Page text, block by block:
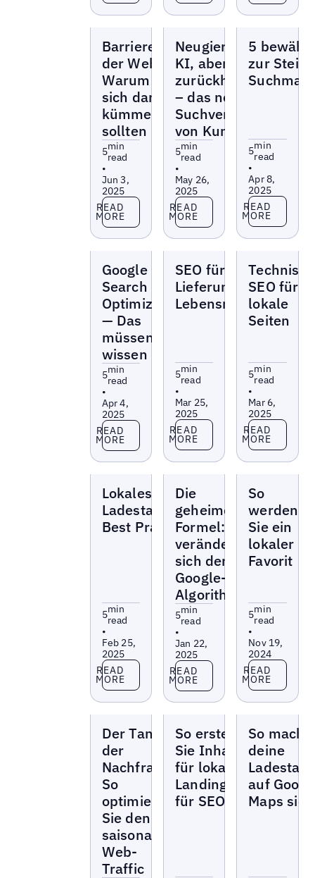
Barrierefreiheit
der Website:
Warum Sie
sich darum
kümmern
sollten
5min
read
•
Jun 3,
2025
Read more
READ
MORE
Neugierig auf
KI, aber
zurückhaltend
– das neue
Suchverhalten
von Kunden
5min
read
•
May 26,
2025
Read more
READ
MORE
5
zur
5min
read
•
Apr 8,
2025
Read more
READ
MORE
Google Local
Search
Optimization
— Das
müssen Sie
wissen
5min
read
•
Apr 4,
2025
Read more
READ
MORE
SEO für die
Lieferung von
Lebensmitteln
5min
read
•
Mar 25,
2025
Read more
READ
MORE
SEO für
lokale
Seiten
5min
read
•
Mar 6,
2025
Read more
READ
MORE
Lokales SEO für
Ladestationsbetreiber:
Best Practices
5min
read
•
Feb 25,
2025
Read more
READ
MORE
Die
geheime
Formel: So
verändert
sich der
Google-
Algorithmus
5min
read
•
Jan 22,
2025
Read more
READ
MORE
So
werden
Sie ein
lokaler
Favorit
5min
read
•
Nov 19,
2024
Read more
READ
MORE
Der Tanz
der
Nachfrage:
So
optimieren
Sie den
saisonalen
Web-
Traffic
So erstellen
Sie Inhalte
für lokale
Landingpages
für SEO
So
deine
auf
Maps